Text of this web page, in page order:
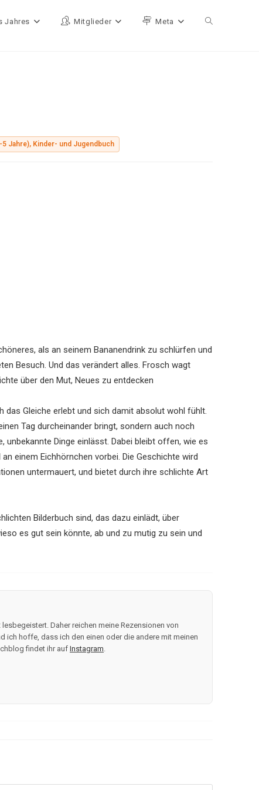
Jahres Mitglieder Meta Website-
Jahre), Kinder- und Jugendbuch
als an seinem Bananendrink zu schlürfen und
Besuch. Und das verändert alles. Frosch wagt
über den Mut, Neues zu entdecken
das Gleiche erlebt und sich damit absolut wohl fühlt.
Tag durcheinander bringt, sondern auch noch
Dinge einlässt. Dabei bleibt offen, wie es
einem Eichhörnchen vorbei. Die Geschichte wird
untermauert, und bietet durch ihre schlichte Art
Bilderbuch sind, das dazu einlädt, über
es gut sein könnte, ab und zu mutig zu sein und
Daher reichen meine Rezensionen von
ich hoffe, dass ich den einen oder die andere mit meinen
findet ihr auf Instagram.